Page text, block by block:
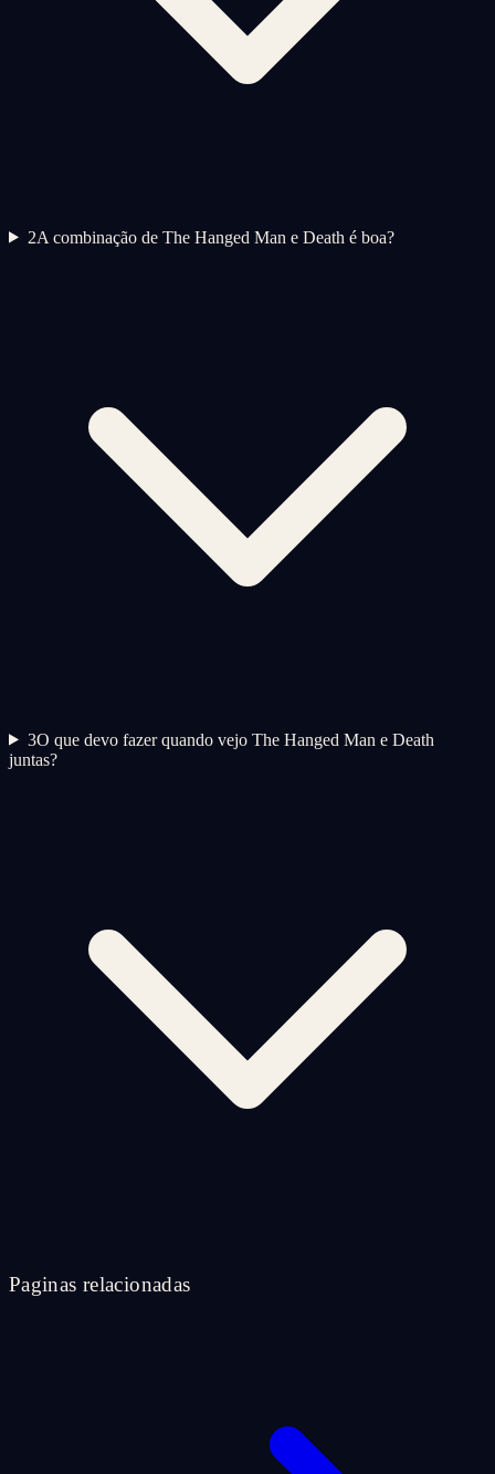
2A combinação de The Hanged Man e Death é boa?
3O que devo fazer quando vejo The Hanged Man e Death
juntas?
Paginas relacionadas